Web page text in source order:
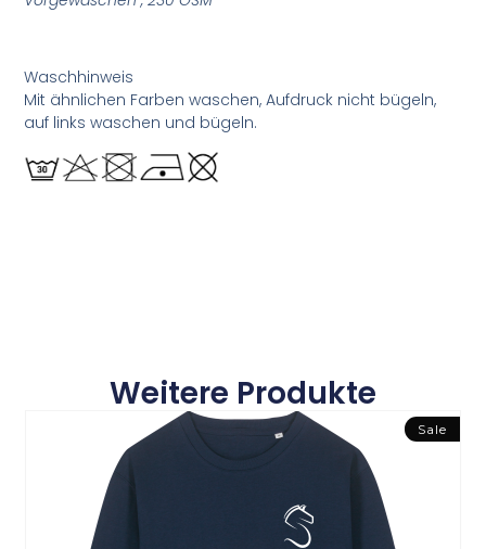
Waschhinweis
Mit ähnlichen Farben waschen, Aufdruck nicht bügeln,
auf links waschen und bügeln.
Weitere Produkte
Sale